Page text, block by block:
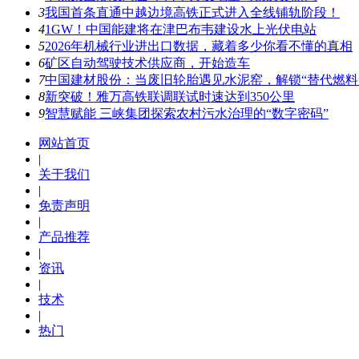
3我国首条直通中越边境高铁正式进入全线铺轨阶段！
41GW！中国能建将在津巴布韦建设水上光伏电站
52026年机械行业进出口数据，藏着多少你看不懂的真相
6矿区自动驾驶技术供应商，开始造车
7中国建材股份：当废旧轮胎遇见水泥窑，解锁“替代燃
8新突破！雅万高铁联调联试时速达到350公里
9智慧赋能 三峡集团探索农村污水治理的“数字密码”
网站首页
|
关于我们
|
免责声明
|
产品推荐
|
资讯
|
技术
|
热门